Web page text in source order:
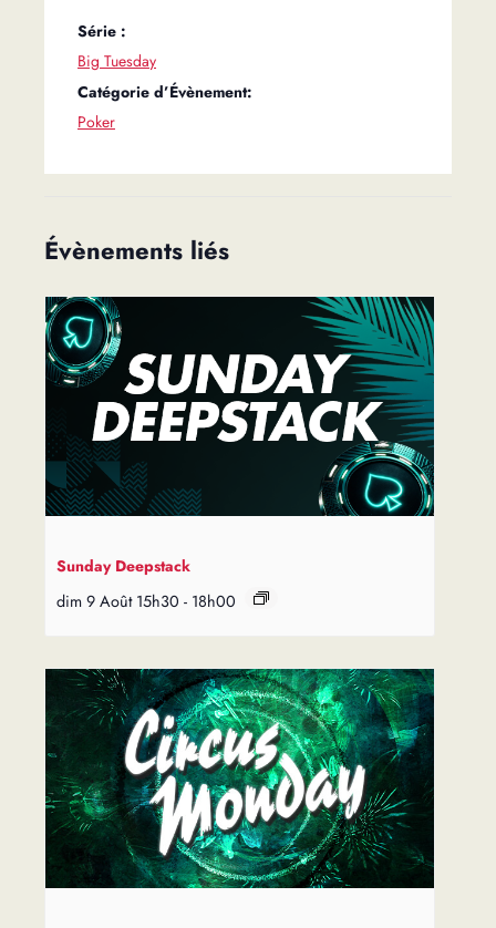
Série :
Big Tuesday
Catégorie d’Évènement:
Poker
Évènements liés
Sunday Deepstack
dim 9 Août 15h30 - 18h00